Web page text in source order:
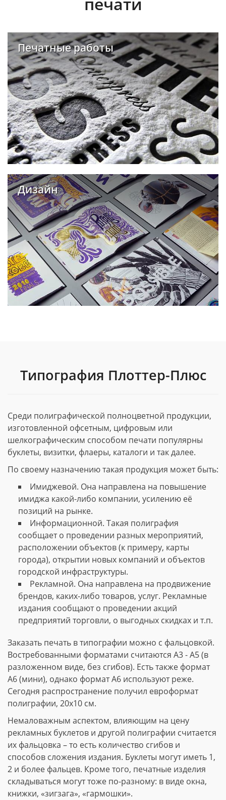
Печатные работы
Дизайн
Типография Плоттер-Плюс
Среди полиграфической полноцветной продукции,
изготовленной офсетным, цифровым или
шелкографическим способом печати популярны
буклеты, визитки, флаеры, каталоги и так далее.
По своему назначению такая продукция может быть:
Имиджевой. Она направлена на повышение
имиджа какой-либо компании, усилению её
позиций на рынке.
Информационной. Такая полиграфия
сообщает о проведении разных мероприятий,
расположении объектов (к примеру, карты
города), открытии новых компаний и объектов
городской инфраструктуры.
Рекламной. Она направлена на продвижение
брендов, каких-либо товаров, услуг. Рекламные
издания сообщают о проведении акций
предприятий торговли, о выгодных скидках и т.п.
Заказать печать в типографии можно с фальцовкой.
Востребованными форматами считаются А3 - А5 (в
разложенном виде, без сгибов). Есть также формат
А6 (мини), однако формат А6 используют реже.
Сегодня распространение получил евроформат
полиграфии, 20х10 см.
Немаловажным аспектом, влияющим на цену
рекламных буклетов и другой полиграфии считается
их фальцовка – то есть количество сгибов и
способов сложения издания. Буклеты могут иметь 1,
2 и более фальцев. Кроме того, печатные изделия
складываться могут тоже по-разному: в виде окна,
книжки, «зигзага», «гармошки».